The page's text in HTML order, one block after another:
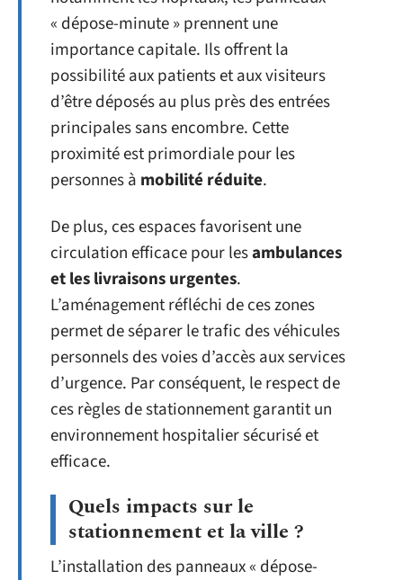
« dépose-minute » prennent une
importance capitale. Ils offrent la
possibilité aux patients et aux visiteurs
d’être déposés au plus près des entrées
principales sans encombre. Cette
proximité est primordiale pour les
personnes à mobilité réduite.
De plus, ces espaces favorisent une
circulation efficace pour lesambulances
et les livraisons urgentes.
L’aménagement réfléchi de ces zones
permet de séparer le trafic des véhicules
personnels des voies d’accès aux services
d’urgence. Par conséquent, le respect de
ces règles de stationnement garantit un
environnement hospitalier sécurisé et
efficace.
Quels impacts sur le
stationnement et la ville ?
L’installation des panneaux « dépose-